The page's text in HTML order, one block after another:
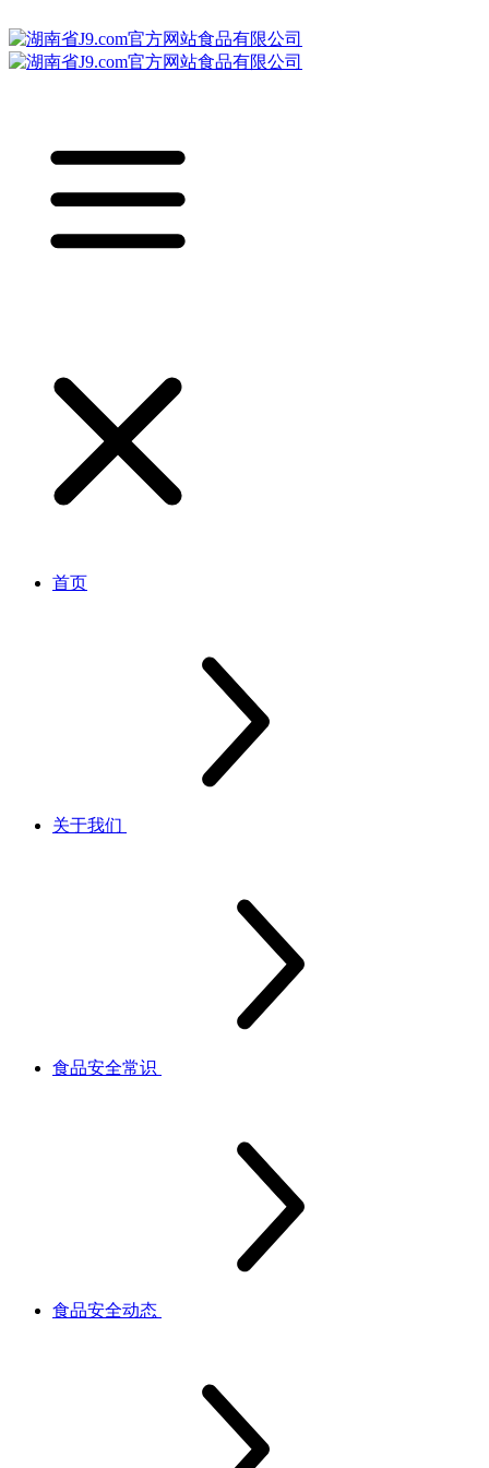
首页
关于我们
食品安全常识
食品安全动态